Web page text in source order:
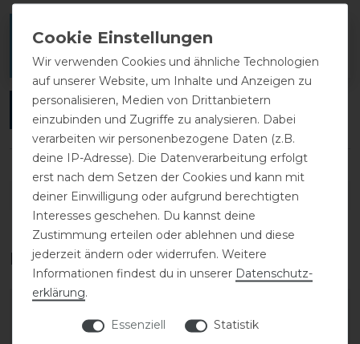
Melde dich an, um eine Kundenrezension zu
verfassen.
ANMELDEN
DETAILS ZUR PRODUKTSICHERHEIT
Das perfekte Zubehör für dich
Wir verwenden Cookies und ähnliche Technologien
auf unserer Website, um Inhalte und Anzeigen zu
personalisieren, Medien von Drittanbietern
einzubinden und Zugriffe zu analysieren. Dabei
verarbeiten wir personenbezogene Daten (z.B.
deine IP-Adresse). Die Datenverarbeitung erfolgt
erst nach dem Setzen der Cookies und kann mit
deiner Einwilligung oder aufgrund berechtigten
Interesses geschehen. Du kannst deine
Zustimmung erteilen oder ablehnen und diese
jederzeit ändern oder widerrufen. Weitere
Informationen findest du in unserer Daten­schutz­
erklärung.
Essenziell
Statistik